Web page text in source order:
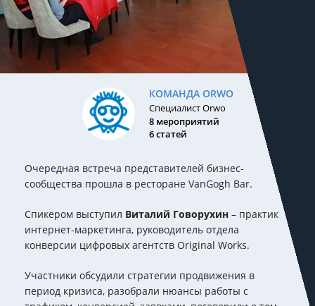
КОМАНДА ORWO
Специалист Orwo
8 мероприятий
6 статей
Очередная встреча представителей бизнес-
сообщества прошла в ресторане VanGogh Bar.
Спикером выступил Виталий Говорухин – практик
интернет-маркетинга, руководитель отдела
конверсии цифровых агентств Original Works.
Участники обсудили стратегии продвижения в
период кризиса, разобрали нюансы работы с